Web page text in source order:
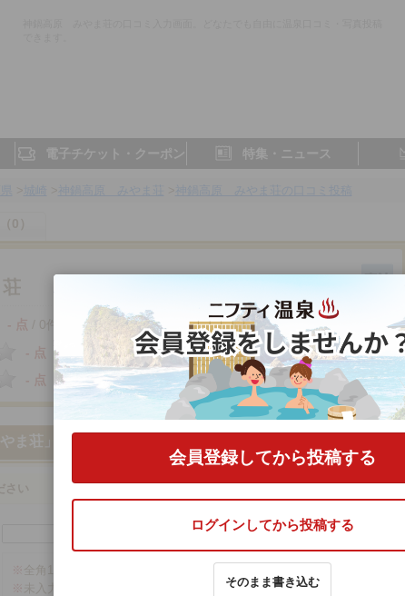
電子チケット・クーポン 特集・ニュース
0）
- 点 / 0件 兵庫県／城崎
- 点
- 点
- 点
- 点
ま荘」
※ 全角16文字以内
※
会員登録してから投稿する
ログインしてから投稿する
そのまま書き込む